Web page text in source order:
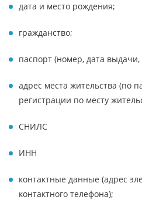
дата и место рождения;
гражданство;
паспорт (номер, дата
адрес места жительства (по
регистрации по месту
СНИЛС
ИНН
контактные данные (адрес
контактного телефона);